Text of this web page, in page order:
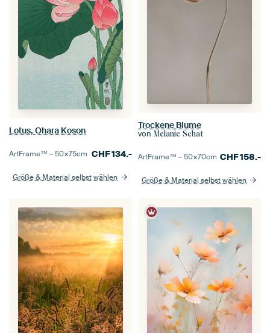
Lotus, Ohara Koson
ArtFrame™ –50×75cm CHF134.-
Größe & Material selbst wählen
Trockene Blume
von Melanie Schat
ArtFrame™ –50×70cm CHF158.-
Größe & Material selbst wählen